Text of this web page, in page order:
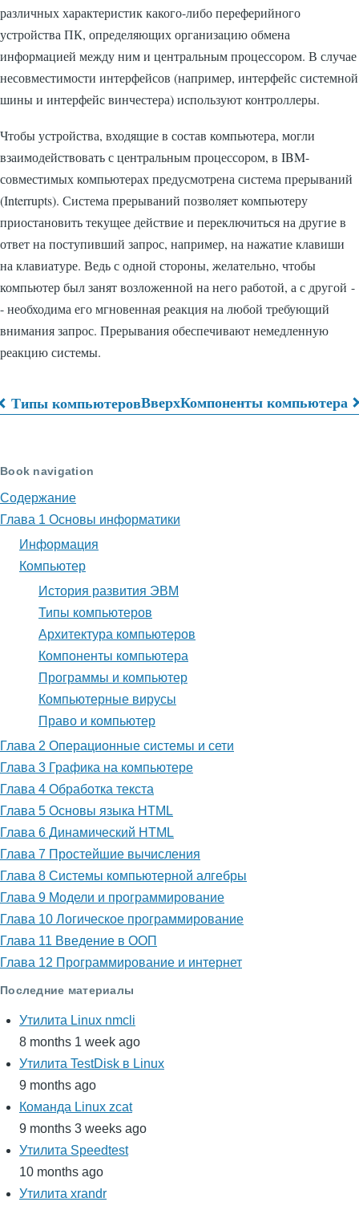
различных характеристик какого-либо переферийного
устройства ПК, определяющих организацию обмена
информацией между ним и центральным процессором. В случае
несовместимости интерфейсов (например, интерфейс системной
шины и интерфейс винчестера) используют контроллеры.
Чтобы устройства, входящие в состав компьютера, могли
взаимодействовать с центральным процессором, в IBM-
совместимых компьютерах предусмотрена система прерываний
(Interrupts). Система прерываний позволяет компьютеру
приостановить текущее действие и переключиться на другие в
ответ на поступивший запрос, например, на нажатие клавиши
на клавиатуре. Ведь с одной стороны, желательно, чтобы
компьютер был занят возложенной на него работой, а с другой -
- необходима его мгновенная реакция на любой требующий
внимания запрос. Прерывания обеспечивают немедленную
реакцию системы.
Перекрёстные
книги
для
Архитектура
компьютеров
Типы компьютеровВверхКомпоненты компьютера
Book navigation
Содержание
Глава 1 Основы информатики
Информация
Компьютер
История развития ЭВМ
Типы компьютеров
Архитектура компьютеров
Компоненты компьютера
Программы и компьютер
Компьютерные вирусы
Право и компьютер
Глава 2 Операционные системы и сети
Глава 3 Графика на компьютере
Глава 4 Обработка текста
Глава 5 Основы языка HTML
Глава 6 Динамический HTML
Глава 7 Простейшие вычисления
Глава 8 Системы компьютерной алгебры
Глава 9 Модели и программирование
Глава 10 Логическое программирование
Глава 11 Введение в ООП
Глава 12 Программирование и интернет
Последние материалы
Утилита Linux nmcli
8 months 1 week ago
Утилита TestDisk в Linux
9 months ago
Команда Linux zcat
9 months 3 weeks ago
Утилита Speedtest
10 months ago
Утилита xrandr